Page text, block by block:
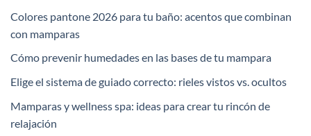
Colores pantone 2026 para tu baño: acentos que combinan
con mamparas
Cómo prevenir humedades en las bases de tu mampara
Elige el sistema de guiado correcto: rieles vistos vs. ocultos
Mamparas y wellness spa: ideas para crear tu rincón de
relajación